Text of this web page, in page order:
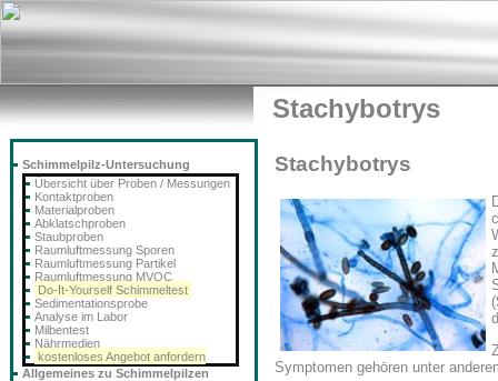
Stachybotrys
Stachybotrys
(
Symptomen gehören unter
Schimmelpilz-Untersuchung
Übersicht über Proben / Messungen
Kontaktproben
Materialproben
Abklatschproben
Staubproben
Raumluftmessung Sporen
Raumluftmessung Partikel
Raumluftmessung MVOC
Do-It-Yourself Schimmeltest
Sedimentationsprobe
Analyse im Labor
Milbentest
Nährmedien
kostenloses Angebot anfordern
Allgemeines zu Schimmelpilzen